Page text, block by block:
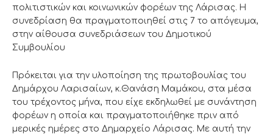
πολιτιστικών και κοινωνικών φορέων της Λάρισας. Η
συνεδρίαση θα πραγματοποιηθεί στις 7 το απόγευμα,
στην αίθουσα συνεδριάσεων του Δημοτικού
Συμβουλίου
Πρόκειται για την υλοποίηση της πρωτοβουλίας του
Δημάρχου Λαρισαίων, κ.Θανάση Μαμάκου, στα μέσα
του τρέχοντος μήνα, που είχε εκδηλωθεί με συνάντηση
φορέων η οποία και πραγματοποιήθηκε πριν από
μερικές ημέρες στο Δημαρχείο Λάρισας. Με αυτή την